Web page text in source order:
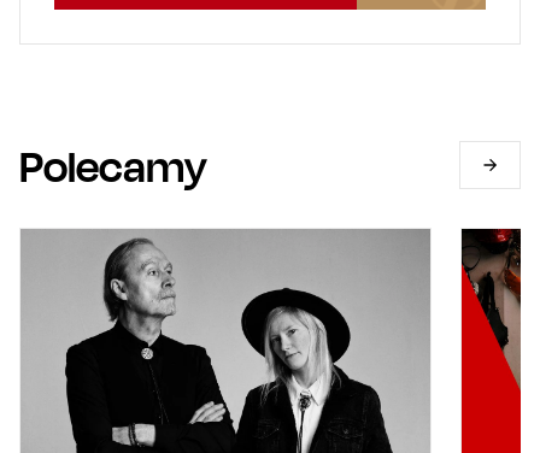
Polecamy